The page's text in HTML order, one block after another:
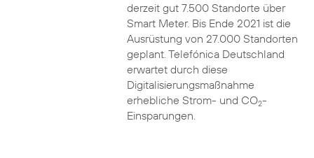
derzeit gut 7.500 Standorte über
Smart Meter. Bis Ende 2021 ist die
Ausrüstung von 27.000 Standorten
geplant. Telefónica Deutschland
erwartet durch diese
Digitalisierungsmaßnahme
erhebliche Strom- und CO2-
Einsparungen.